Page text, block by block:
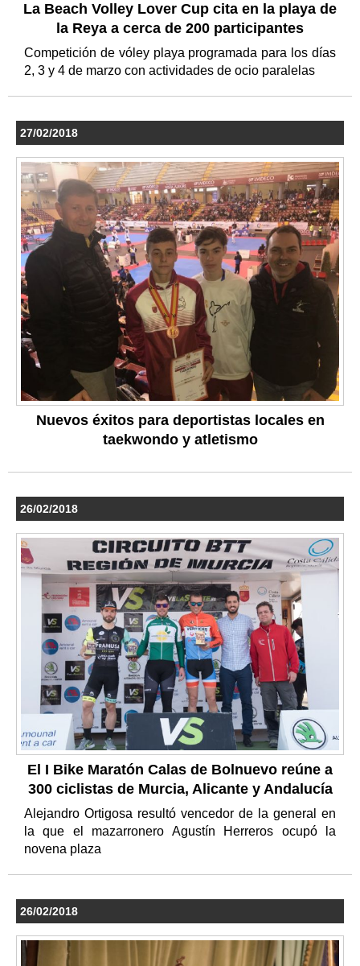
La Beach Volley Lover Cup cita en la playa de
la Reya a cerca de 200 participantes
Competición de vóley playa programada para los días
2, 3 y 4 de marzo con actividades de ocio paralelas
27/02/2018
Nuevos éxitos para deportistas locales en
taekwondo y atletismo
26/02/2018
El I Bike Maratón Calas de Bolnuevo reúne a
300 ciclistas de Murcia, Alicante y Andalucía
Alejandro Ortigosa resultó vencedor de la general en
la que el mazarronero Agustín Herreros ocupó la
novena plaza
26/02/2018